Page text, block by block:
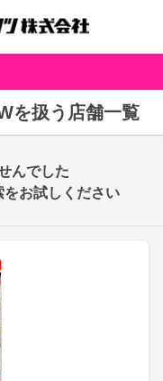
を扱う店舗一覧
んでした
お試しください